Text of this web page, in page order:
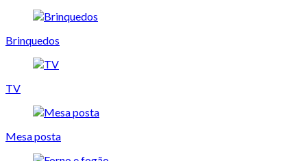
Brinquedos
TV
Mesa posta